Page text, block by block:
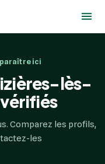
ici
lès-
Comparez les profils,
les